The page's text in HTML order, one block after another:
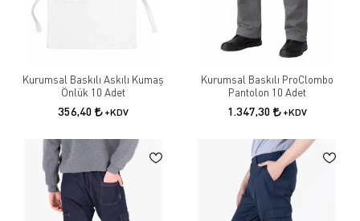
Kurumsal Baskılı Askılı Kumaş
Önlük 10 Adet
356,40 +KDV
Kurumsal Baskılı ProClombo
Pantolon 10 Adet
1.347,30 +KDV